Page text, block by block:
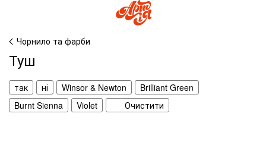
Чорнило та фарби
Туш
так ні Winsor & Newton
Brilliant Green
Burnt Sienna
Violet Очистити